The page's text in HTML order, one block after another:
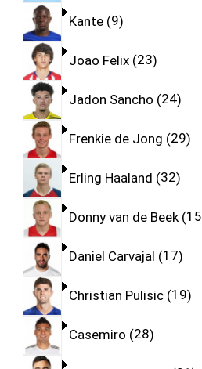
Kante 9
Joao Felix 23
Jadon Sancho 24
Frenkie de Jong 29
Erling Haaland 32
Donny van de Beek 15
Daniel Carvajal 17
Christian Pulisic 19
Casemiro 28